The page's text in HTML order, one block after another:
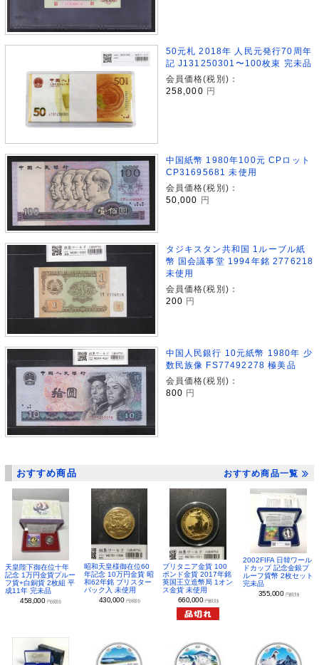
50元札 2018年 人民元発行70周年
記 J131250301〜100枚束 完未品
会員価格(税別)：
258,000 円
中国紙幣 1980年100元 CPロット
CP31695681 未使用
会員価格(税別)：
50,000 円
タジキスタン共和国 1ルーブル紙
幣 国会議事堂 1994年銘 2776218
未使用
会員価格(税別)：
200 円
中国人民銀行 10元紙幣 1980年 少
数民族像 FS77492278 極美品
会員価格(税別)：
800 円
おすすめ商品 おすすめ商品一覧
天皇陛下御在位十年
記念 1万円金貨プルー
フ貨+白銅貨 2枚組 平
成11年 完未品
458,000 円(税別)
昭和天皇様御在位60
年記念 10万円金貨 昭
和62年銘 ブリスター
パック入 未使用
430,000 円(税別)
ブリタニア金貨 100
ポンド金貨 2017年銘
英国王立造幣局 1オン
ス金貨 未使用
660,000 円(税別)
2002FIFA 日韓ワール
ドカップ 記念金銀プ
ルーフ貨幣 2枚セット
完未品
355,000 円(税別)